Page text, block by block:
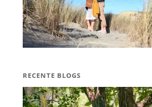
RECENTE BLOGS